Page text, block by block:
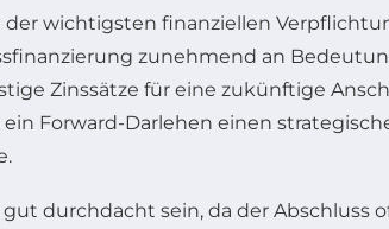
wichtigsten finanziellen
zunehmend an
Zinssätze für eine zukünftige
Forward-Darlehen einen
durchdacht sein, da der